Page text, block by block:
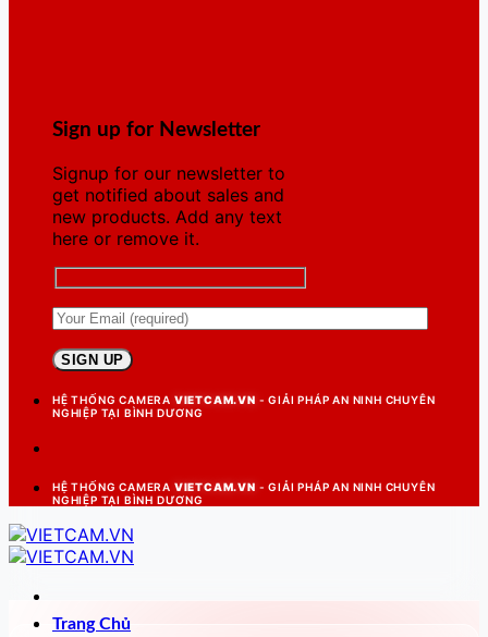
Sign up for Newsletter
Signup for our newsletter to
get notified about sales and
new products. Add any text
here or remove it.
HỆ THỐNG CAMERA VIETCAM.VN - GIẢI PHÁP AN NINH CHUYÊN
NGHIỆP TẠI BÌNH DƯƠNG
HỆ THỐNG CAMERA VIETCAM.VN - GIẢI PHÁP AN NINH CHUYÊN
NGHIỆP TẠI BÌNH DƯƠNG
Trang Chủ